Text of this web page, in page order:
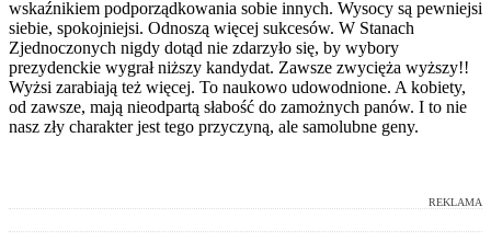
wskaźnikiem podporządkowania sobie innych. Wysocy są pewniejsi
siebie, spokojniejsi. Odnoszą więcej sukcesów. W Stanach
Zjednoczonych nigdy dotąd nie zdarzyło się, by wybory
prezydenckie wygrał niższy kandydat. Zawsze zwycięża wyższy!!
Wyżsi zarabiają też więcej. To naukowo udowodnione. A kobiety,
od zawsze, mają nieodpartą słabość do zamożnych panów. I to nie
nasz zły charakter jest tego przyczyną, ale samolubne geny.
REKLAMA